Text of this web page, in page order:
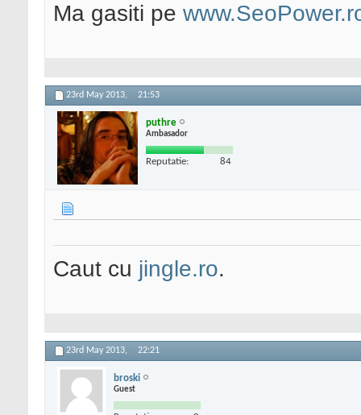
Ma gasiti pe
23rd May 2013, 21:53
puthre
Ambasador
Reputatie: 84
Caut cu jingle.ro.
23rd May 2013, 22:21
broski
Guest